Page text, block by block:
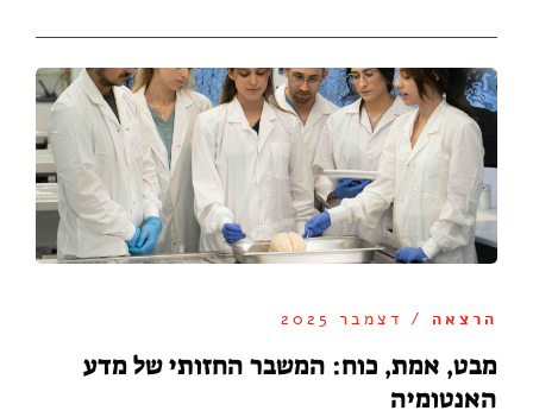
הרצאה / דצמבר 2025
מבט, אמת, כוח: המשבר החזותי של מדע
האנטומיה